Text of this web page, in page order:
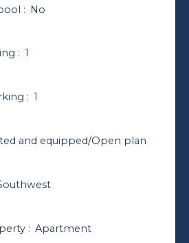
: No
: 1
: 1
and equipped/Open plan
: Apartment